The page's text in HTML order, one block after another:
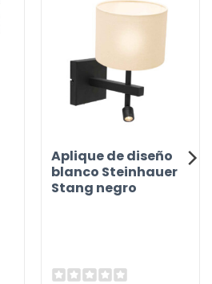
Aplique de diseño
blanco Steinhauer
Stang negro